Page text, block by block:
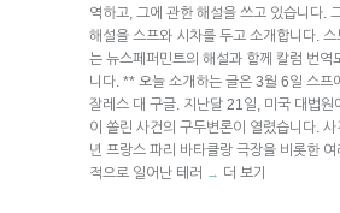
역하고, 그에 관한 해설을 쓰고 있습니다.
해설을 스프와 시차를 두고 소개합니다. 스
는 뉴스페퍼민트의 해설과 함께 칼럼 번역
니다. ** 오늘 소개하는 글은 3월 6일 스프
잘레스 대 구글. 지난달 21일, 미국 대법원
이 쏠린 사건의 구두변론이 열렸습니다.
년 프랑스 파리 바타클랑 극장을 비롯한
적으로 일어난 테러 → 더 보기